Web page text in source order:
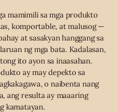
mamimili sa mga produkto
komportable, at malusog —
at sasakyan hanggang sa
ng mga bata. Kadalasan,
ito ayon sa inaasahan.
ay may depekto sa
o naibenta nang
ang resulta ay maaaring
kamatayan.